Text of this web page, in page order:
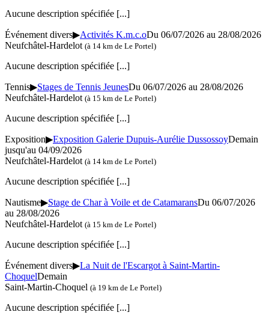
Aucune description spécifiée [...]
Événement divers▶Activités K.m.c.oDu 06/07/2026 au 28/08/2026
Neufchâtel-Hardelot (à 14 km de Le Portel)
Aucune description spécifiée [...]
Tennis▶Stages de Tennis JeunesDu 06/07/2026 au 28/08/2026
Neufchâtel-Hardelot (à 15 km de Le Portel)
Aucune description spécifiée [...]
Exposition▶Exposition Galerie Dupuis-Aurélie DussossoyDemain
jusqu'au 04/09/2026
Neufchâtel-Hardelot (à 14 km de Le Portel)
Aucune description spécifiée [...]
Nautisme▶Stage de Char à Voile et de CatamaransDu 06/07/2026
au 28/08/2026
Neufchâtel-Hardelot (à 15 km de Le Portel)
Aucune description spécifiée [...]
Événement divers▶La Nuit de l'Escargot à Saint-Martin-
ChoquelDemain
Saint-Martin-Choquel (à 19 km de Le Portel)
Aucune description spécifiée [...]